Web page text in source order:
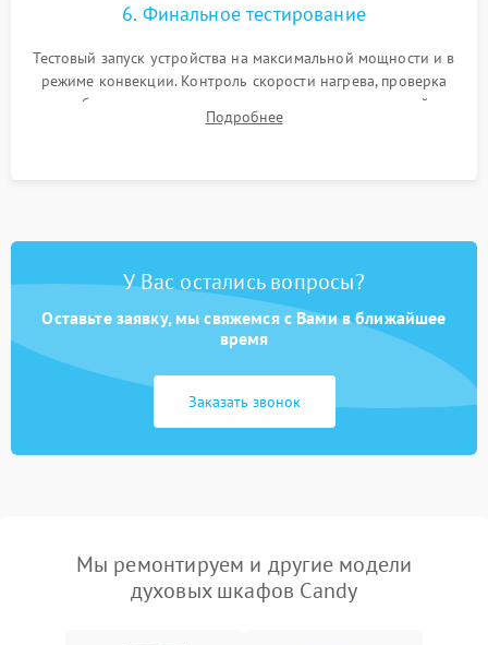
6. Финальное тестирование
Тестовый запуск устройства на максимальной мощности и в
режиме конвекции. Контроль скорости нагрева, проверка
срабатывания термостата при достижении заданной
температуры и тест на отсутствие утечек тока.
Подробнее
У Вас остались вопросы?
Оставьте заявку, мы свяжемся с Вами в ближайшее
время
Заказать звонок
Мы ремонтируем и другие модели
духовых шкафов Candy